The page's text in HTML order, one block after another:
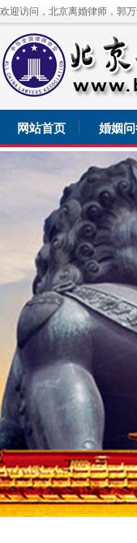
欢迎访问，北京离婚律师，郭
网站首页 婚姻